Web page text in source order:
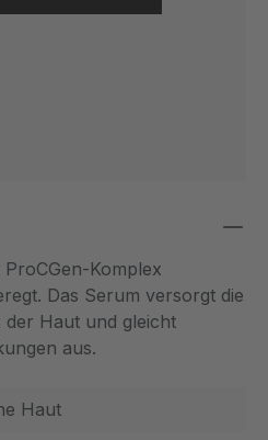
Komplex
Das Serum versorgt die
der Haut und gleicht
aus.
Haut